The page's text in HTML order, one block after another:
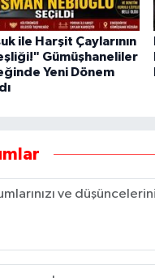
ile Harşit Çaylarının
Gümüşhaneliler
Yeni Dönem